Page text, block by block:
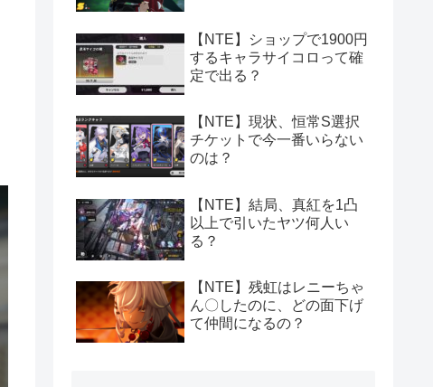
【NTE】ショップで1900円
するキャラサイコロって確
定で出る？
【NTE】現状、恒常S選択
チケットで今一番いらない
のは？
【NTE】結局、真紅を1凸
以上で引いたヤツ何人い
る？
【NTE】残虹はレニーちゃ
ん〇したのに、どの面下げ
て仲間になるの？